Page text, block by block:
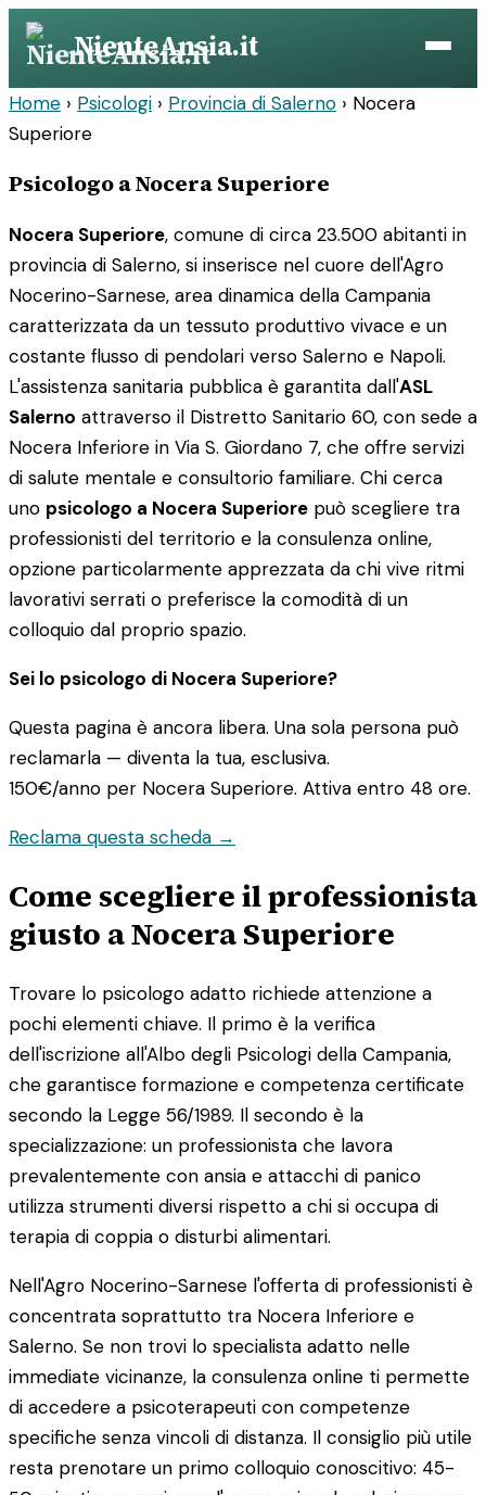
Vai
contenuto
NienteAnsia.it
Home › Psicologi › Provincia di Salerno › Nocera
Superiore
Psicologo a Nocera Superiore
Nocera Superiore, comune di circa 23.500 abitanti in
provincia di Salerno, si inserisce nel cuore dell'Agro
Nocerino-Sarnese, area dinamica della Campania
caratterizzata da un tessuto produttivo vivace e un
costante flusso di pendolari verso Salerno e Napoli.
L'assistenza sanitaria pubblica è garantita dall'ASL
Salerno attraverso il Distretto Sanitario 60, con sede a
Nocera Inferiore in Via S. Giordano 7, che offre servizi
di salute mentale e consultorio familiare. Chi cerca
uno psicologo a Nocera Superiore può scegliere tra
professionisti del territorio e la consulenza online,
opzione particolarmente apprezzata da chi vive ritmi
lavorativi serrati o preferisce la comodità di un
colloquio dal proprio spazio.
Sei lo psicologo di Nocera Superiore?
Questa pagina è ancora libera. Una sola persona può
reclamarla — diventa la tua, esclusiva.
150€/anno per Nocera Superiore. Attiva entro 48 ore.
Reclama questa scheda →
Come scegliere il professionista
giusto a Nocera Superiore
Trovare lo psicologo adatto richiede attenzione a
pochi elementi chiave. Il primo è la verifica
dell'iscrizione all'Albo degli Psicologi della Campania,
che garantisce formazione e competenza certificate
secondo la Legge 56/1989. Il secondo è la
specializzazione: un professionista che lavora
prevalentemente con ansia e attacchi di panico
utilizza strumenti diversi rispetto a chi si occupa di
terapia di coppia o disturbi alimentari.
Nell'Agro Nocerino-Sarnese l'offerta di professionisti è
concentrata soprattutto tra Nocera Inferiore e
Salerno. Se non trovi lo specialista adatto nelle
immediate vicinanze, la consulenza online ti permette
di accedere a psicoterapeuti con competenze
specifiche senza vincoli di distanza. Il consiglio più utile
resta prenotare un primo colloquio conoscitivo: 45-